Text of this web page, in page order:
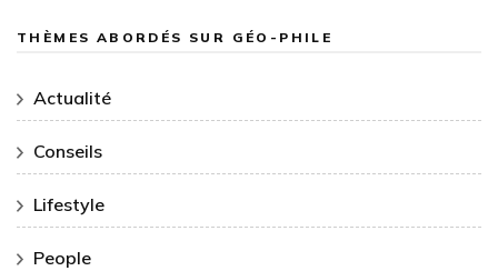
THÈMES ABORDÉS SUR GÉO-PHILE
Actualité
Conseils
Lifestyle
People